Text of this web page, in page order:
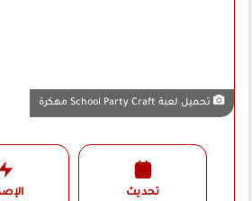
تحميل لعبة School Party Craft مهكرة
تحديث